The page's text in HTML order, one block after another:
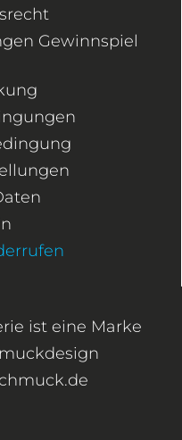
Gewinnspiel
ist eine Marke